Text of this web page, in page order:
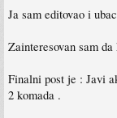
Ja sam editovao i
Zainteresovan sam
Finalni post je : Javi
2 komada .